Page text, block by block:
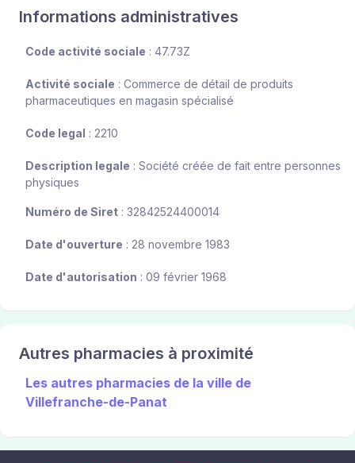
Informations administratives
Code activité sociale : 47.73Z
Activité sociale : Commerce de détail de produits
pharmaceutiques en magasin spécialisé
Code legal : 2210
Description legale : Société créée de fait entre personnes
physiques
Numéro de Siret : 32842524400014
Date d'ouverture : 28 novembre 1983
Date d'autorisation : 09 février 1968
Autres pharmacies à proximité
Les autres pharmacies de la ville de
Villefranche-de-Panat